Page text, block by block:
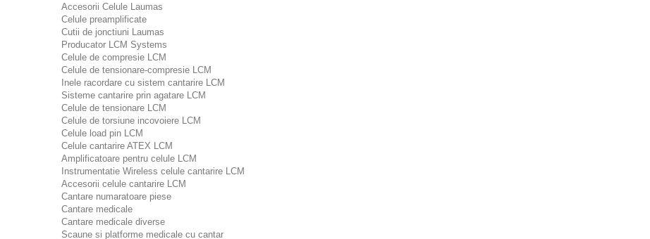
Accesorii Celule Laumas
Celule preamplificate
Cutii de jonctiuni Laumas
Producator LCM Systems
Celule de compresie LCM
Celule de tensionare-compresie LCM
Inele racordare cu sistem cantarire LCM
Sisteme cantarire prin agatare LCM
Celule de tensionare LCM
Celule de torsiune incovoiere LCM
Celule load pin LCM
Celule cantarire ATEX LCM
Amplificatoare pentru celule LCM
Instrumentatie Wireless celule cantarire LCM
Accesorii celule cantarire LCM
Cantare numaratoare piese
Cantare medicale
Cantare medicale diverse
Scaune si platforme medicale cu cantar